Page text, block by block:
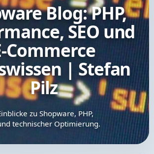
Blog: PHP,
SEO und
Commerce
| Stefan
Pilz
zu Shopware, PHP,
technischer Optimierung.